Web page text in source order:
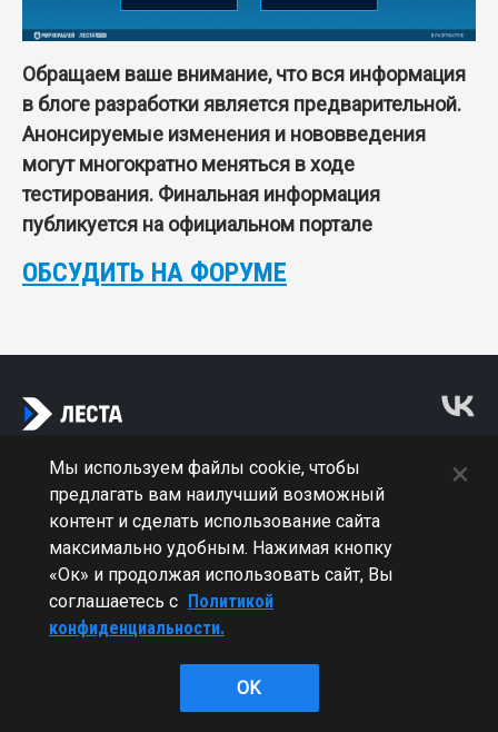
Обращаем ваше внимание, что вся информация
в блоге разработки является предварительной.
Анонсируемые изменения и нововведения
могут многократно меняться в ходе
тестирования. Финальная информация
публикуется на официальном портале
ОБСУДИТЬ НА ФОРУМЕ
© Леста Игры, 2022–2026. Игра «Мир кораблей» основана на
интеллектуальной собственности третьих лиц. Все права на
объекты прав третьих лиц принадлежат их законным
правообладателям.
Политика конфиденциальности
Мы используем файлы cookie, чтобы
предлагать вам наилучший возможный
контент и сделать использование сайта
максимально удобным. Нажимая кнопку
«Ок» и продолжая использовать сайт, Вы
соглашаетесь с Политикой
конфиденциальности.
OK
×